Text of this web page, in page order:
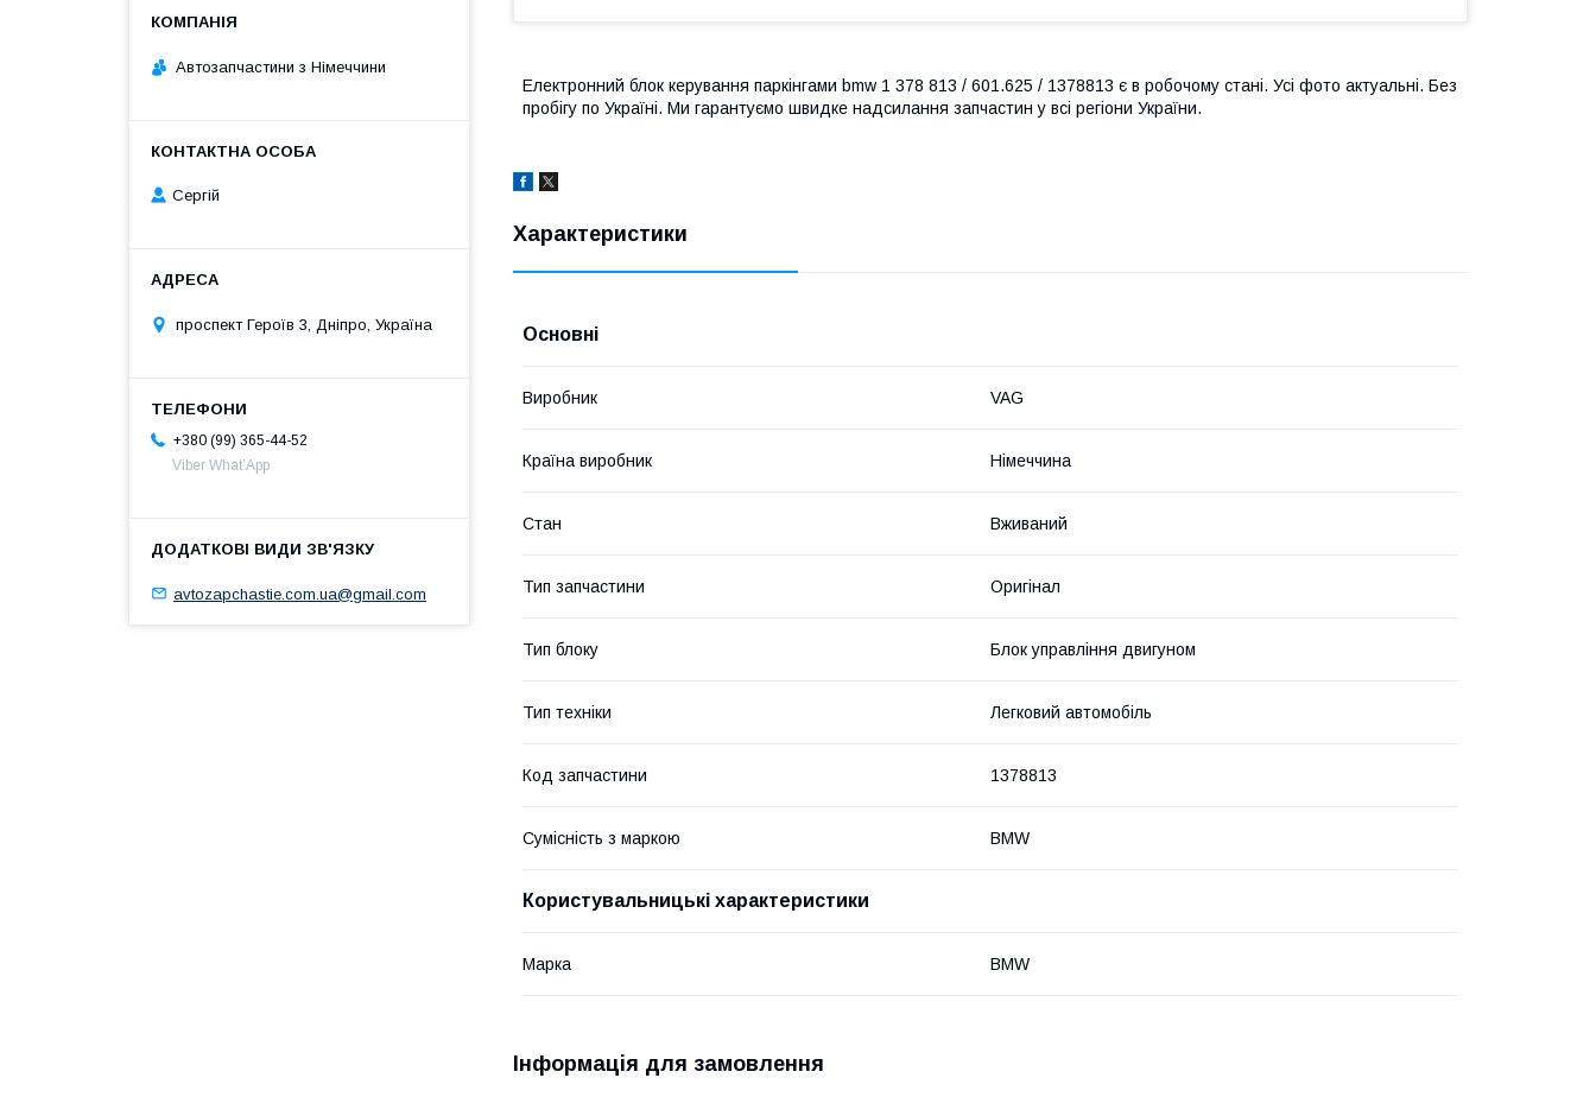
Електронний блок керування паркінгами bmw 1 378 813 / 601.625 / 1378813 є в робочому стані. Усі фото актуальні. Без
пробігу по Україні. Ми гарантуємо швидке надсилання запчастин у всі регіони України.
Характеристики
Основні
Виробник VAG
Країна виробник Німеччина
Стан Вживаний
Тип запчастини Оригінал
Тип блоку Блок управління двигуном
Тип техніки Легковий автомобіль
Код запчастини 1378813
Сумісність з маркою BMW
Користувальницькі характеристики
Марка BMW
Інформація для замовлення
Автозапчастини з Німеччини
Сергій
проспект Героїв 3, Дніпро, Україна
+380 (99) 365-44-52
Viber What’App
avtozapchastie.com.ua@gmail.com